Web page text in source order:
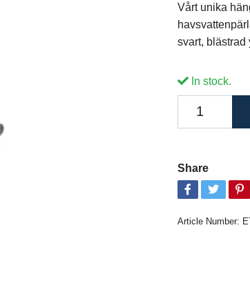
Vårt unika
svart, blästrad
In stock.
Share
Article Number: